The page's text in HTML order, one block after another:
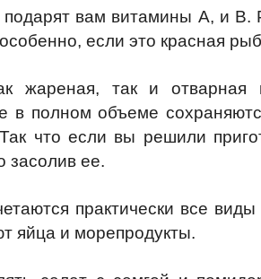
вам витамины А, и В.
если это красная
жареная, так и отварная
в полном объеме
что если вы решили
засолив ее.
практически все
яйца и морепродукты.